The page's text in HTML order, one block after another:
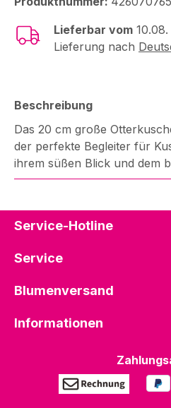
Lieferbar vom 10.08.
Lieferung nach
Beschreibung
Das 20 cm große
der perfekte Begleiter für
ihrem süßen Blick und dem
Service-Hotline
Service
Blumenversand
Informationen